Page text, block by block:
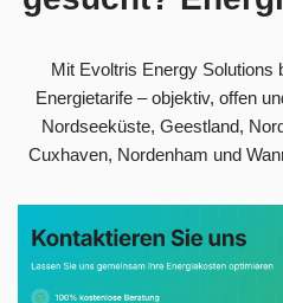
Mit Evoltris Energy Solutions
Energietarife – objektiv, offen
Nordseeküste, Geestland,
Cuxhaven, Nordenham und